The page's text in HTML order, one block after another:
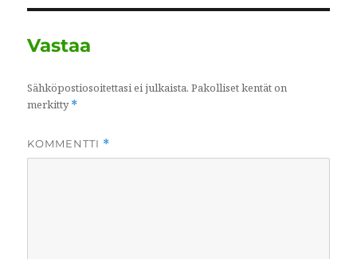
Vastaa
Sähköpostiosoitettasi ei julkaista. Pakolliset kentät on
merkitty*
KOMMENTTI *